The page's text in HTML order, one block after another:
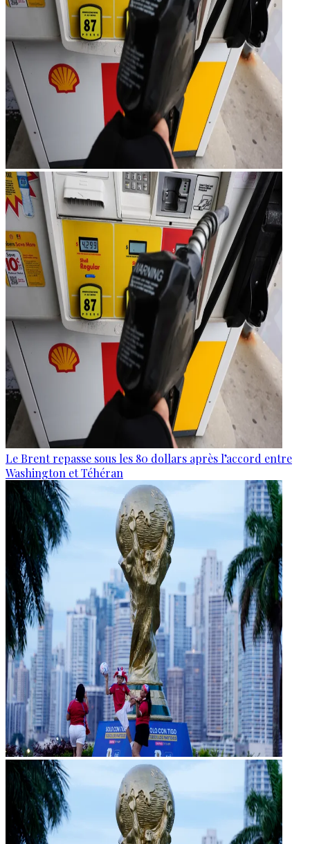
Le Brent repasse sous les 80 dollars après l’accord entre
Washington et Téhéran